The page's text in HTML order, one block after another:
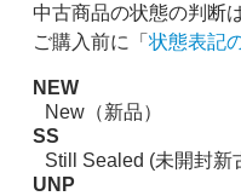
中古商品の状態の判断
ご購入前に「 状態表記
NEW
New（新品）
SS
Still Sealed (未開封新
UNP